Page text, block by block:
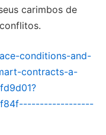
carimbos de
conditions-and-
contracts-a-